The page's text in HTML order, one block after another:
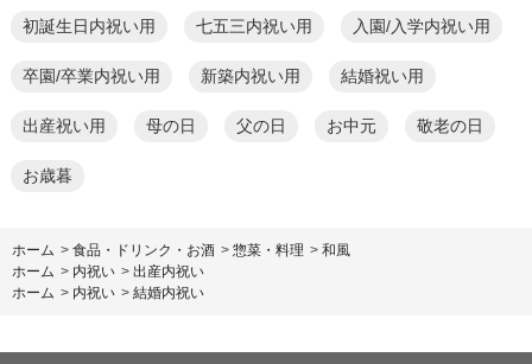
初誕生日内祝い用 七五三内祝い用 入園/入学内祝い用
卒園/卒業内祝い用 新築内祝い用 結婚祝い用
出産祝い用 母の日 父の日 お中元 敬老の日
お歳暮
ホーム > 食品・ドリンク・お酒 > 惣菜・料理 > 和風
ホーム > 内祝い > 出産内祝い
ホーム > 内祝い > 結婚内祝い